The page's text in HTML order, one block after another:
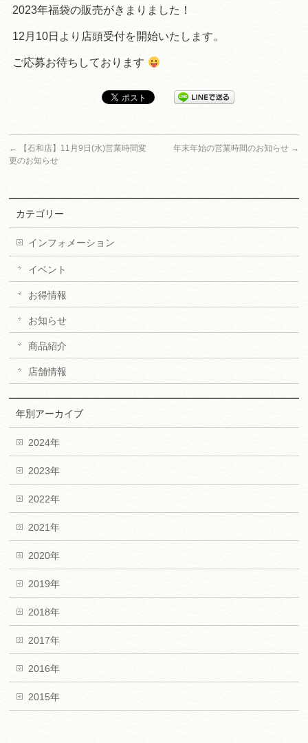
2023年福袋の販売がきまりました！
12月10日より店頭受付を開始いたします。
ご応募お待ちしております
←
【石和店】11月9日(水)営業時間変
更のお知らせ
年末年始の営業時間のお知らせ →
カテゴリー
インフォメーション
イベント
お得情報
お知らせ
商品紹介
店舗情報
年別アーカイブ
2024年
2023年
2022年
2021年
2020年
2019年
2018年
2017年
2016年
2015年